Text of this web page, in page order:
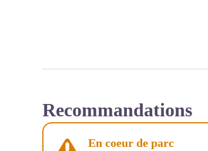
Recommandations
En coeur de parc